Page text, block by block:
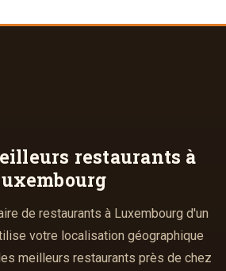
restaurants à
de restaurants à Luxembourg d'un
votre localisation géographique
meilleurs restaurants près de chez